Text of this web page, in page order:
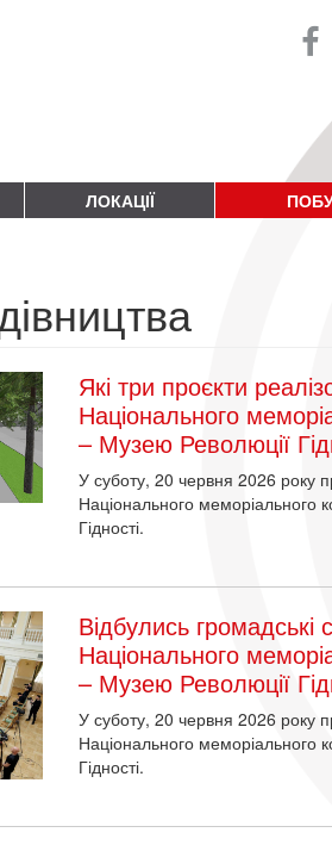
ЛОКАЦІЇ
Які три проєкти
Національного
– Музею Революції
У суботу, 20 червня 2026 року
Національного меморіального
Гідності.
Відбулись громадські
Національного
– Музею Революції
У суботу, 20 червня 2026 року
Національного меморіального
Гідності.